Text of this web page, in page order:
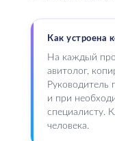
Как устроена
На каждый
авитолог,
Руководитель
и при
специалисту.
человека.